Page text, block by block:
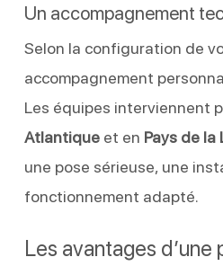
Un accompagnement
Selon la configuration de
accompagnement
Les équipes interviennent
Atlantiqueet en Pays de la
une pose sérieuse, une
fonctionnement adapté.
Les avantages d’une